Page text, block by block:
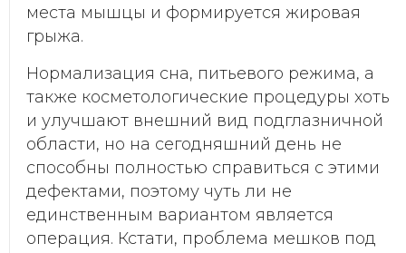
места мышцы и формируется жировая
грыжа.
Нормализация сна, питьевого режима, а
также косметологические процедуры хоть
и улучшают внешний вид подглазничной
области, но на сегодняшний день не
способны полностью справиться с этими
дефектами, поэтому чуть ли не
единственным вариантом является
операция. Кстати, проблема мешков под